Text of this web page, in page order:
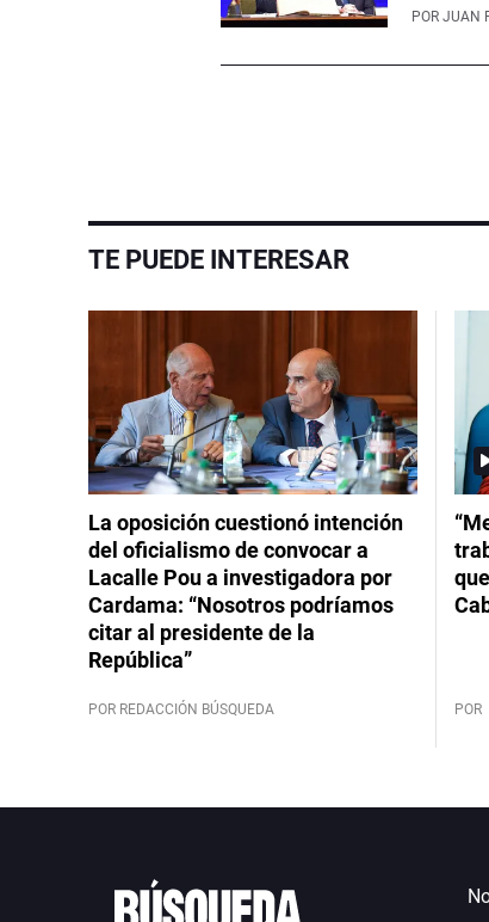
POR JUAN
TE PUEDE INTERESAR
La oposición cuestionó intención
del oficialismo de convocar a
Lacalle Pou a investigadora por
Cardama: “Nosotros podríamos
citar al presidente de la
República”
POR REDACCIÓN BÚSQUEDA POR